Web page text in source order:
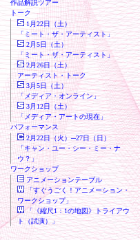
作品解説ツアー
トーク
1月22日（土）
「ミート・ザ・アーティスト」
2月5日（土）
「ミート・ザ・アーティスト」
2月26日（土）
アーティスト・トーク
3月5日（土）
「メディア・オンライン」
3月12日（土）
「メディア・アートの現在」
パフォーマンス
2月22日（火）─27日（日）
「キャン・ユー・シー・ミー・ナ
ウ？」
ワークショップ
アニメーションテーブル
「すぐうごく！アニメーション・
ワークショップ」
「《縮尺1：1の地図》トライアウ
ト（試演）」